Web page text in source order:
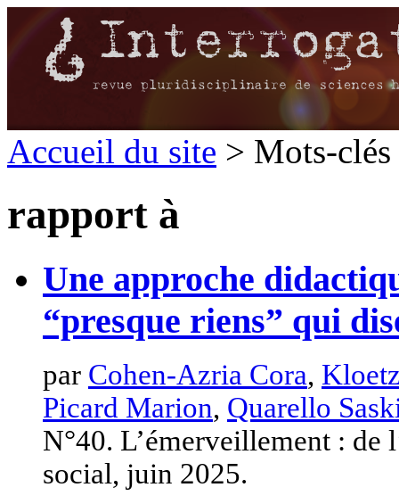
Accueil du site > Mots-
rapport à
Une approche
“presque riens” qui
par Cohen-Azria Cora,
Picard Marion, Quarello
N°40. L’émerveillement :
social, juin 2025.